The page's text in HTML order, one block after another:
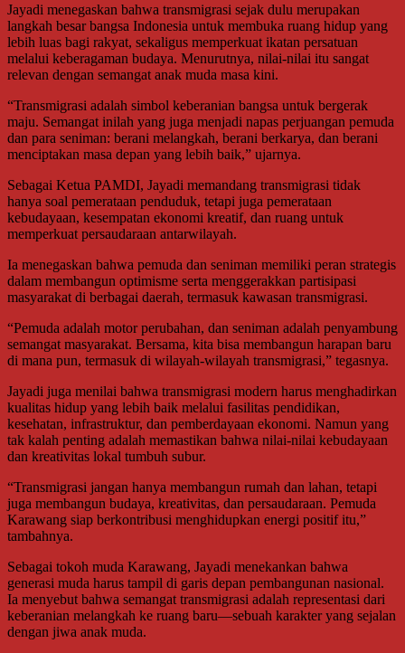
Jayadi menegaskan bahwa transmigrasi sejak dulu merupakan
langkah besar bangsa Indonesia untuk membuka ruang hidup yang
lebih luas bagi rakyat, sekaligus memperkuat ikatan persatuan
melalui keberagaman budaya. Menurutnya, nilai-nilai itu sangat
relevan dengan semangat anak muda masa kini.
“Transmigrasi adalah simbol keberanian bangsa untuk bergerak
maju. Semangat inilah yang juga menjadi napas perjuangan pemuda
dan para seniman: berani melangkah, berani berkarya, dan berani
menciptakan masa depan yang lebih baik,” ujarnya.
Sebagai Ketua PAMDI, Jayadi memandang transmigrasi tidak
hanya soal pemerataan penduduk, tetapi juga pemerataan
kebudayaan, kesempatan ekonomi kreatif, dan ruang untuk
memperkuat persaudaraan antarwilayah.
Ia menegaskan bahwa pemuda dan seniman memiliki peran strategis
dalam membangun optimisme serta menggerakkan partisipasi
masyarakat di berbagai daerah, termasuk kawasan transmigrasi.
“Pemuda adalah motor perubahan, dan seniman adalah penyambung
semangat masyarakat. Bersama, kita bisa membangun harapan baru
di mana pun, termasuk di wilayah-wilayah transmigrasi,” tegasnya.
Jayadi juga menilai bahwa transmigrasi modern harus menghadirkan
kualitas hidup yang lebih baik melalui fasilitas pendidikan,
kesehatan, infrastruktur, dan pemberdayaan ekonomi. Namun yang
tak kalah penting adalah memastikan bahwa nilai-nilai kebudayaan
dan kreativitas lokal tumbuh subur.
“Transmigrasi jangan hanya membangun rumah dan lahan, tetapi
juga membangun budaya, kreativitas, dan persaudaraan. Pemuda
Karawang siap berkontribusi menghidupkan energi positif itu,”
tambahnya.
Sebagai tokoh muda Karawang, Jayadi menekankan bahwa
generasi muda harus tampil di garis depan pembangunan nasional.
Ia menyebut bahwa semangat transmigrasi adalah representasi dari
keberanian melangkah ke ruang baru—sebuah karakter yang sejalan
dengan jiwa anak muda.